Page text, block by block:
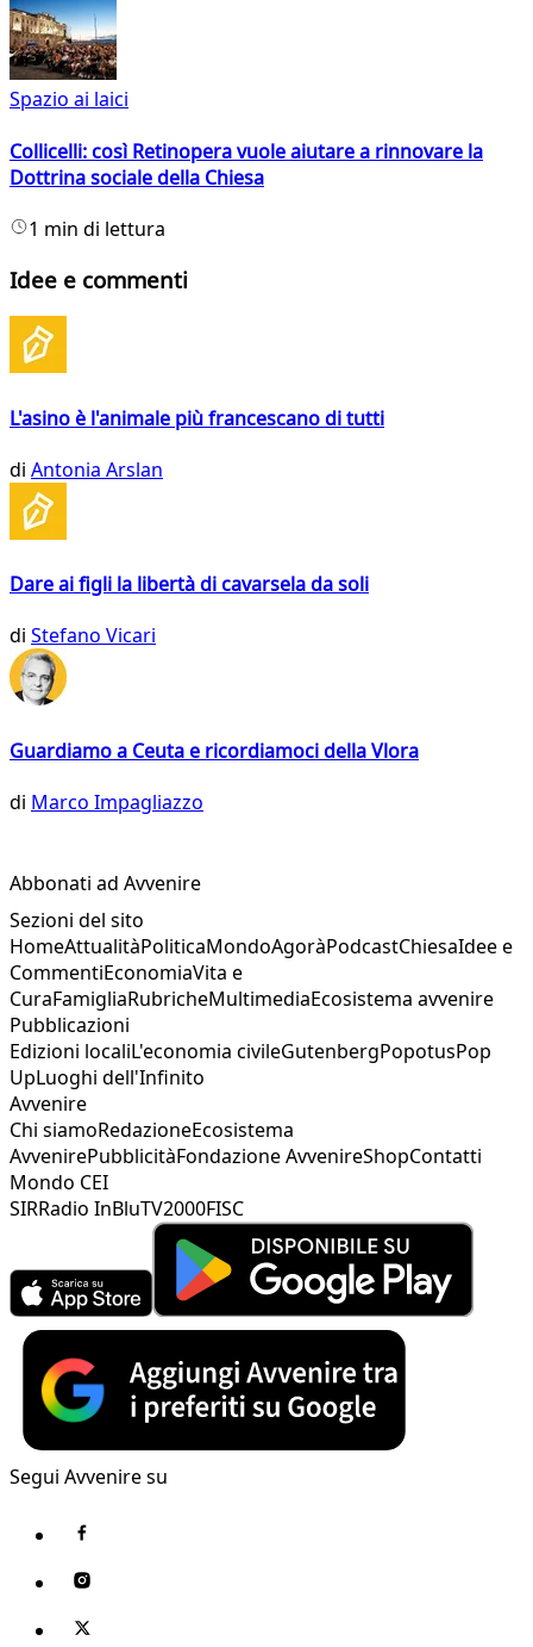
Spazio ai laici
Collicelli: così Retinopera vuole aiutare a rinnovare la
Dottrina sociale della Chiesa
1 min di lettura
Idee e commenti
L'asino è l'animale più francescano di tutti
di Antonia Arslan
Dare ai figli la libertà di cavarsela da soli
di Stefano Vicari
Guardiamo a Ceuta e ricordiamoci della Vlora
di Marco Impagliazzo
Abbonati ad Avvenire
Sezioni del sito
HomeAttualitàPoliticaMondoAgoràPodcastChiesaIdee e
CommentiEconomiaVita e
CuraFamigliaRubricheMultimediaEcosistema avvenire
Pubblicazioni
Edizioni localiL'economia civileGutenbergPopotusPop
UpLuoghi dell'Infinito
Avvenire
Chi siamoRedazioneEcosistema
AvvenirePubblicitàFondazione AvvenireShopContatti
Mondo CEI
SIRRadio InBluTV2000FISC
Segui Avvenire su